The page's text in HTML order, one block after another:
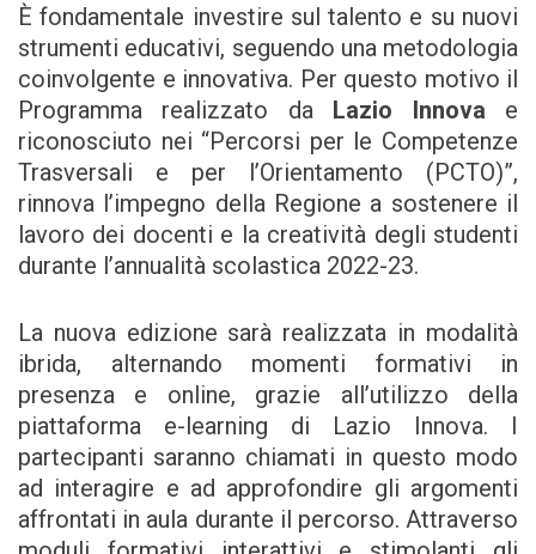
È fondamentale investire sul talento e su nuovi
strumenti educativi, seguendo una metodologia
coinvolgente e innovativa. Per questo motivo il
Programma realizzato da Lazio Innova e
riconosciuto nei “Percorsi per le Competenze
Trasversali e per l’Orientamento (PCTO)”,
rinnova l’impegno della Regione a sostenere il
lavoro dei docenti e la creatività degli studenti
durante l’annualità scolastica 2022-23.
La nuova edizione sarà realizzata in modalità
ibrida, alternando momenti formativi in
presenza e online, grazie all’utilizzo della
piattaforma e-learning di Lazio Innova. I
partecipanti saranno chiamati in questo modo
ad interagire e ad approfondire gli argomenti
affrontati in aula durante il percorso. Attraverso